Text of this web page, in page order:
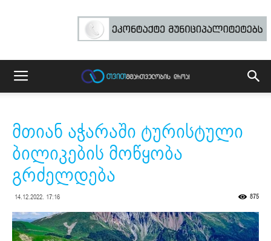
მთიან აჭარაში ტურისტული
ბილიკების მოწყობა
გრძელდება
14.12.2022. 17:16 875